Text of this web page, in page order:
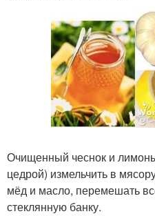
Очищенный чеснок и
цедрой) измельчить в
мёд и масло, перемешать
стеклянную банку.